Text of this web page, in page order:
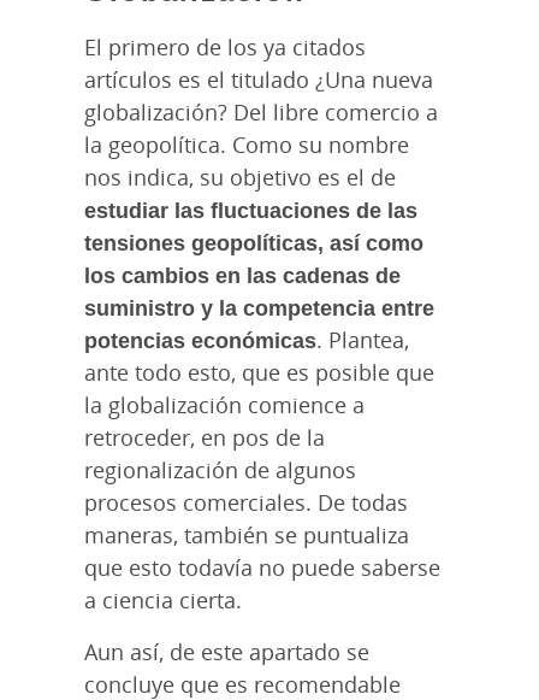
El primero de los ya citados
artículos es el titulado ¿Una nueva
globalización? Del libre comercio a
la geopolítica. Como su nombre
nos indica, su objetivo es el de
estudiar las fluctuaciones de las
tensiones geopolíticas, así como
los cambios en las cadenas de
suministro y la competencia entre
potencias económicas. Plantea,
ante todo esto, que es posible que
la globalización comience a
retroceder, en pos de la
regionalización de algunos
procesos comerciales. De todas
maneras, también se puntualiza
que esto todavía no puede saberse
a ciencia cierta.
Aun así, de este apartado se
concluye que es recomendable